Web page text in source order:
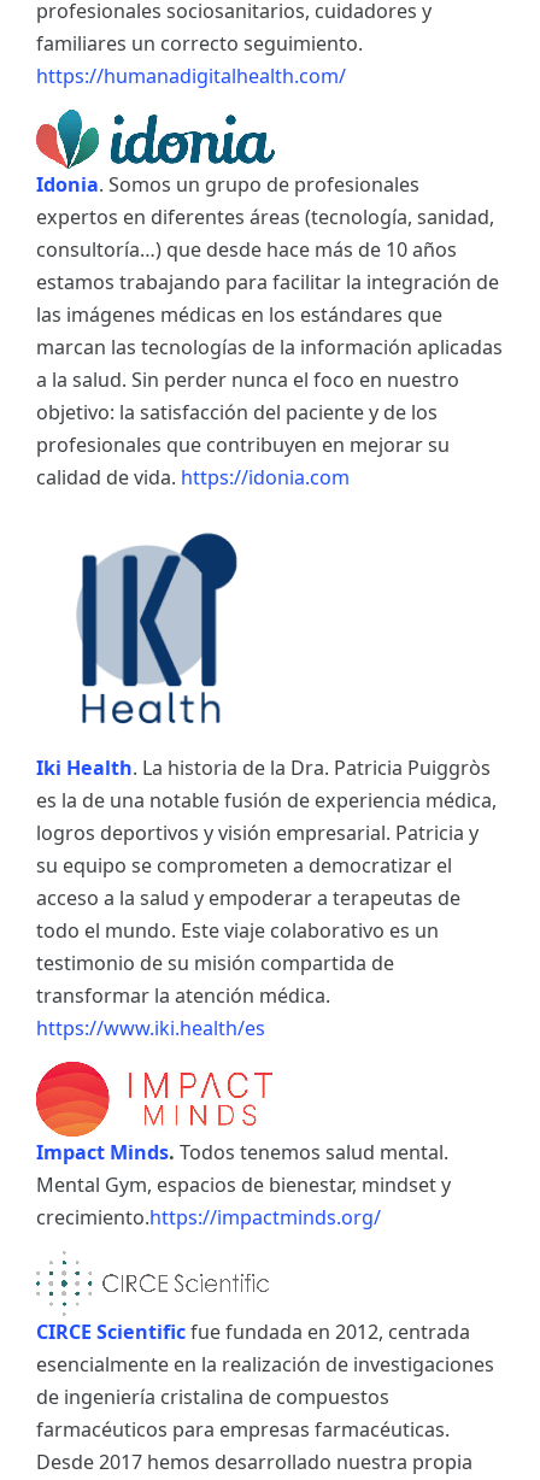
profesionales sociosanitarios, cuidadores y
familiares un correcto seguimiento.
https://humanadigitalhealth.com/
Idonia. Somos un grupo de profesionales
expertos en diferentes áreas (tecnología, sanidad,
consultoría…) que desde hace más de 10 años
estamos trabajando para facilitar la integración de
las imágenes médicas en los estándares que
marcan las tecnologías de la información aplicadas
a la salud. Sin perder nunca el foco en nuestro
objetivo: la satisfacción del paciente y de los
profesionales que contribuyen en mejorar su
calidad de vida. https://idonia.com
Iki Health. La historia de la Dra. Patricia Puiggròs
es la de una notable fusión de experiencia médica,
logros deportivos y visión empresarial. Patricia y
su equipo se comprometen a democratizar el
acceso a la salud y empoderar a terapeutas de
todo el mundo. Este viaje colaborativo es un
testimonio de su misión compartida de
transformar la atención médica.
https://www.iki.health/es
Impact Minds. Todos tenemos salud mental.
Mental Gym, espacios de bienestar, mindset y
crecimiento.https://impactminds.org/
CIRCE Scientificfue fundada en 2012, centrada
esencialmente en la realización de investigaciones
de ingeniería cristalina de compuestos
farmacéuticos para empresas farmacéuticas.
Desde 2017 hemos desarrollado nuestra propia